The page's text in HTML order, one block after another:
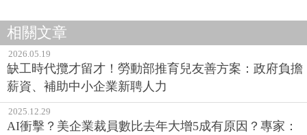
相關文章
2026.05.19
缺工時代攬才留才！勞動部推育兒友善方案：政府負擔
薪資、補助中小企業新聘人力
2025.12.29
AI衝擊？美企業裁員數比去年大增5成有原因？專家：